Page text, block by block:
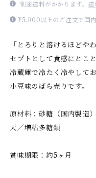
別途送料がかかります。送
¥5,000以上のご注文で国内
「とろりと溶けるほどや
セプトとして食感にとこ
冷蔵庫で冷たく冷やして
小豆味のばら売りです。
原材料：砂糖（国内製造
天／増粘多糖類
賞味期限：約5ヶ月